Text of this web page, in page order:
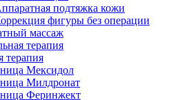
подтяжка кожи
фигуры без операции
массаж
терапия
терапия
Мексидол
Милдронат
Феринжект